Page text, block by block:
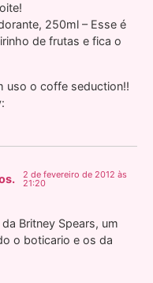
250ml – Esse é
de frutas e fica o
uso o coffe seduction!!
2 de fevereiro de 2012 às
21:20
Britney Spears, um
o boticario e os da